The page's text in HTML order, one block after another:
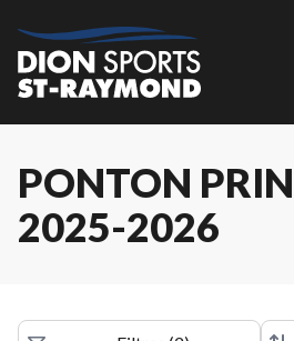
PONTON
2025-2026